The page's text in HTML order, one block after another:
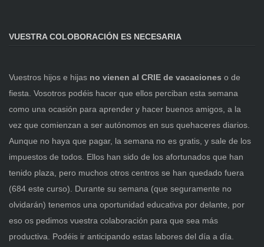
VUESTRA COLOBORACIÓN ES NECESARIA
Vuestros hijos e hijas no vienen al CRIE de vacaciones o de
fiesta. Vosotros podéis hacer que ellos perciban esta semana
como una ocasión para aprender y hacer buenos amigos, a la
vez que comienzan a ser autónomos en sus quehaceres diarios.
Aunque no haya que pagar, la semana no es gratis, y sale de los
impuestos de todos. Ellos han sido de los afortunados que han
tenido plaza, pero muchos otros centros se han quedado fuera
(684 este curso). Durante su semana (que seguramente no
olvidarán) tenemos una oportunidad educativa por delante, por
eso os pedimos vuestra colaboración para que sea más
productiva. Podéis ir anticipando estas labores del día a día.